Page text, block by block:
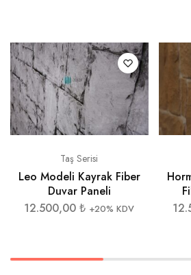
Taş Serisi
Leo Modeli Kayrak Fiber
Duvar Paneli
12.500,00₺ +20% KDV